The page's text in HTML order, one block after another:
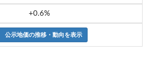
+0.6%
公示地価の推移・動向を表示